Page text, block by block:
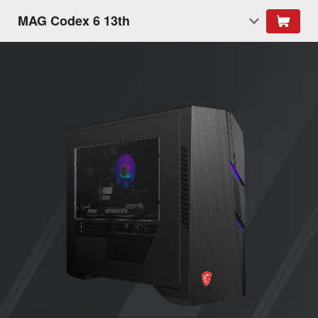
MAG Codex 6 13th